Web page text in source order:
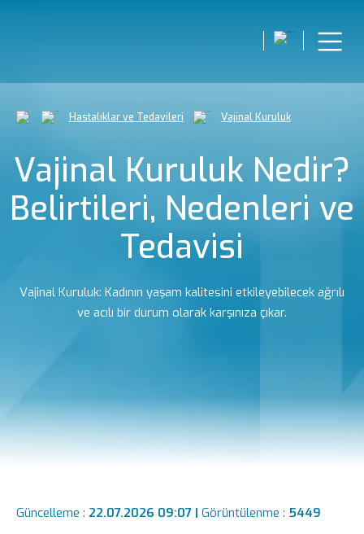
Hastalıklar ve Tedavileri Vajinal Kuruluk
Vajinal Kuruluk Nedir?
Belirtileri, Nedenleri ve
Tedavisi
Vajinal Kuruluk: Kadının yaşam kalitesini etkileyebilecek ağrılı
ve acılı bir durum olarak karşınıza çıkar.
Güncelleme : 22.07.2026 09:07 | Görüntülenme : 5449